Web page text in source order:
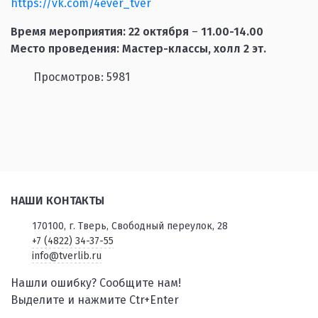
https://vk.com/4ever_tver
Время мероприятия: 22 октября – 11.00-14.00
Место проведения: Мастер-классы, холл 2 эт.
Просмотров: 5981
НАШИ КОНТАКТЫ
170100, г. Тверь, Свободный переулок, 28
+7 (4822) 34-37-55
info@tverlib.ru
Нашли ошибку? Сообщите нам!
Выделите и нажмите Ctr+Enter